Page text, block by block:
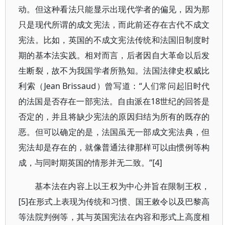
动。但这种看法只能显示出现代学者的偏见，因为那
只是现代所谓的成文宪法，而此前还存在古代不成文
宪法。比如，英国的不成文宪法传统和法国旧制度时
期的基本法实践。相对而言，后者因自大革命以后发
生断裂，故不为我国学者所熟知。法国法律史权威比
利索（Jean Brissaud）曾写道：“人们常问起旧时代
的法国是否存在一部宪法。自由派在18世纪的回答是
否定的，并且将缺少宪法的原因归结为所有的既存的
恶。但可以确定的是，法国虽无一部成文宪法典，但
宪法却是存在的，就像普通法律那样可以由惯例等构
成，与同时期英国的情形并无二致。”[4]
基本法在内容上以王权为中心并旨在限制王权，
[5]在形式上表现为传统和习惯、国王敕令以及巴黎高
等法院判例等，其与英国宪法在内容和形式上高度相